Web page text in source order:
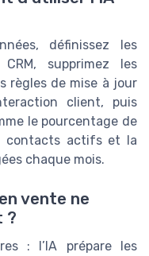
définissez les
supprimez les
règles de mise à jour
client, puis
le pourcentage de
contacts actifs et la
chaque mois.
vente ne
?
: l’IA prépare les